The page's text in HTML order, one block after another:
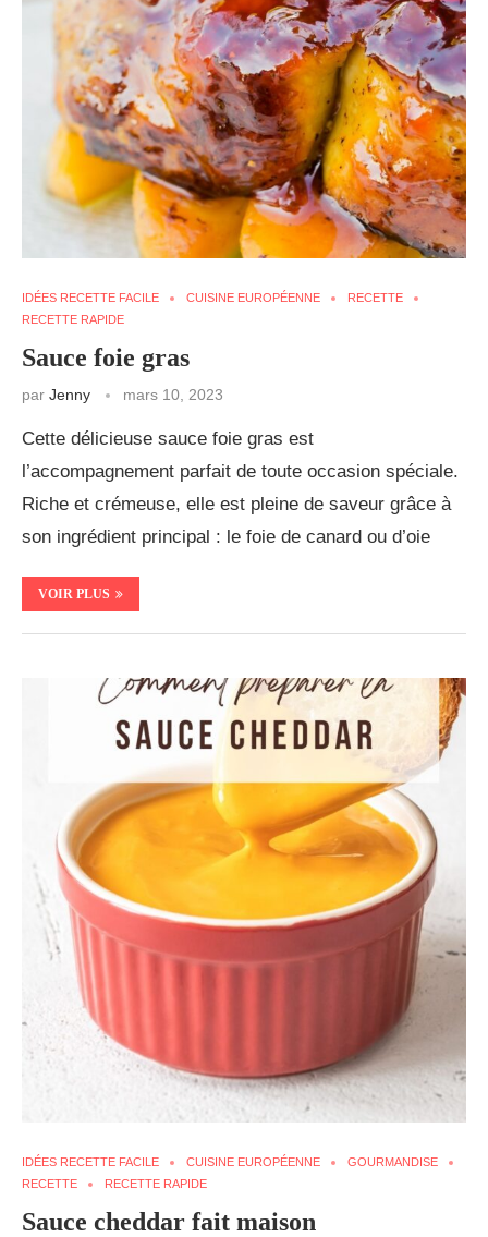
IDÉES RECETTE FACILE CUISINE EUROPÉENNE
RECETTE
RECETTE RAPIDE
Sauce foie gras
par Jenny mars 10, 2023
Cette délicieuse sauce foie gras est
l’accompagnement parfait de toute occasion spéciale.
Riche et crémeuse, elle est pleine de saveur grâce à
son ingrédient principal : le foie de canard ou d’oie
VOIR PLUS
IDÉES RECETTE FACILE CUISINE EUROPÉENNE
GOURMANDISE
RECETTE
RECETTE RAPIDE
Sauce cheddar fait maison